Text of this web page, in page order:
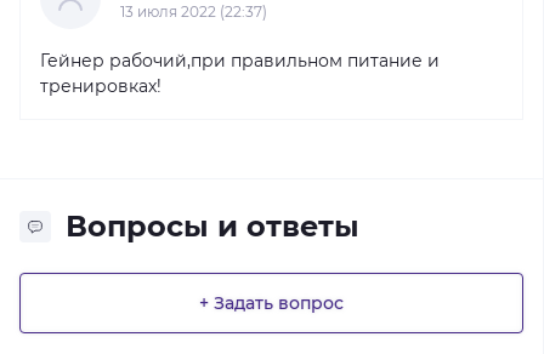
13 июля 2022 (22:37)
Гейнер рабочий,при правильном питание и
тренировках!
Вопросы и ответы
+ Задать вопрос